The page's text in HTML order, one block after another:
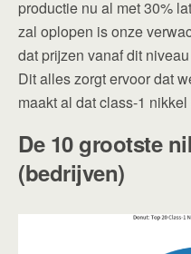
productie nu al met 30%
zal oplopen is onze
dat prijzen vanaf dit
Dit alles zorgt ervoor dat
maakt al dat class-1
De 10 grootste
(bedrijven)